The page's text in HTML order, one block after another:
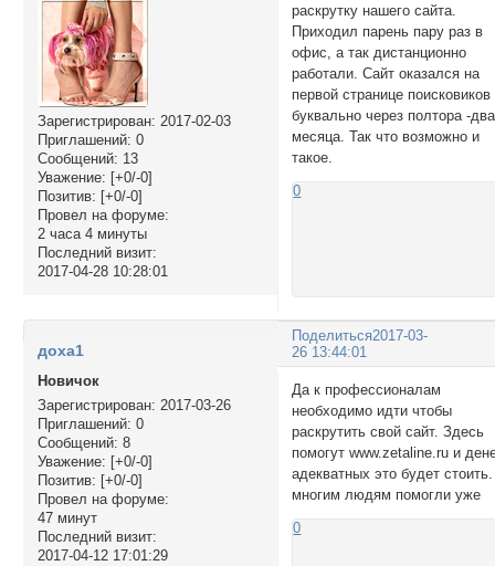
Зарегистрирован: 2017-02-03
Приглашений: 0
Сообщений: 13
Уважение: [+0/-0]
Позитив: [+0/-0]
Провел на форуме:
2 часа 4 минуты
Последний визит:
2017-04-28 10:28:01
раскрутку нашего сайта.
Приходил парень пару раз в
офис, а так дистанционно
работали. Сайт оказался на
первой странице поисковиков
буквально через полтора -два
месяца. Так что возможно и
такое.
0
Поделиться2017-03-
26 13:44:01
доха1
Новичок
Зарегистрирован: 2017-03-26
Приглашений: 0
Сообщений: 8
Уважение: [+0/-0]
Позитив: [+0/-0]
Провел на форуме:
47 минут
Последний визит:
2017-04-12 17:01:29
Да к профессионалам
необходимо идти чтобы
раскрутить свой сайт. Здесь
помогут www.zetaline.ru и
адекватных это будет стоить.
многим людям помогли уже
0